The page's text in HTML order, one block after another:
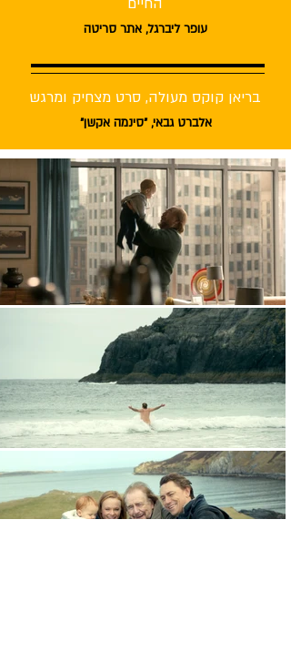
עופר ליברגל, אתר סריטה
בריאן קוקס מעולה, סרט מצחיק ומרגש
אלברט גבאי, ״סינמה אקשן״